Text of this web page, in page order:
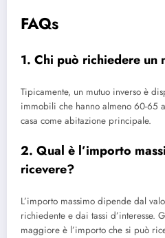
FAQs
1. Chi può richiedere un
Tipicamente, un mutuo inverso è
immobili che hanno almeno 60-65
casa come abitazione principale.
2. Qual è l’importo
ricevere?
L’importo massimo dipende dal
richiedente e dai tassi d’interesse.
maggiore è l’importo che si può